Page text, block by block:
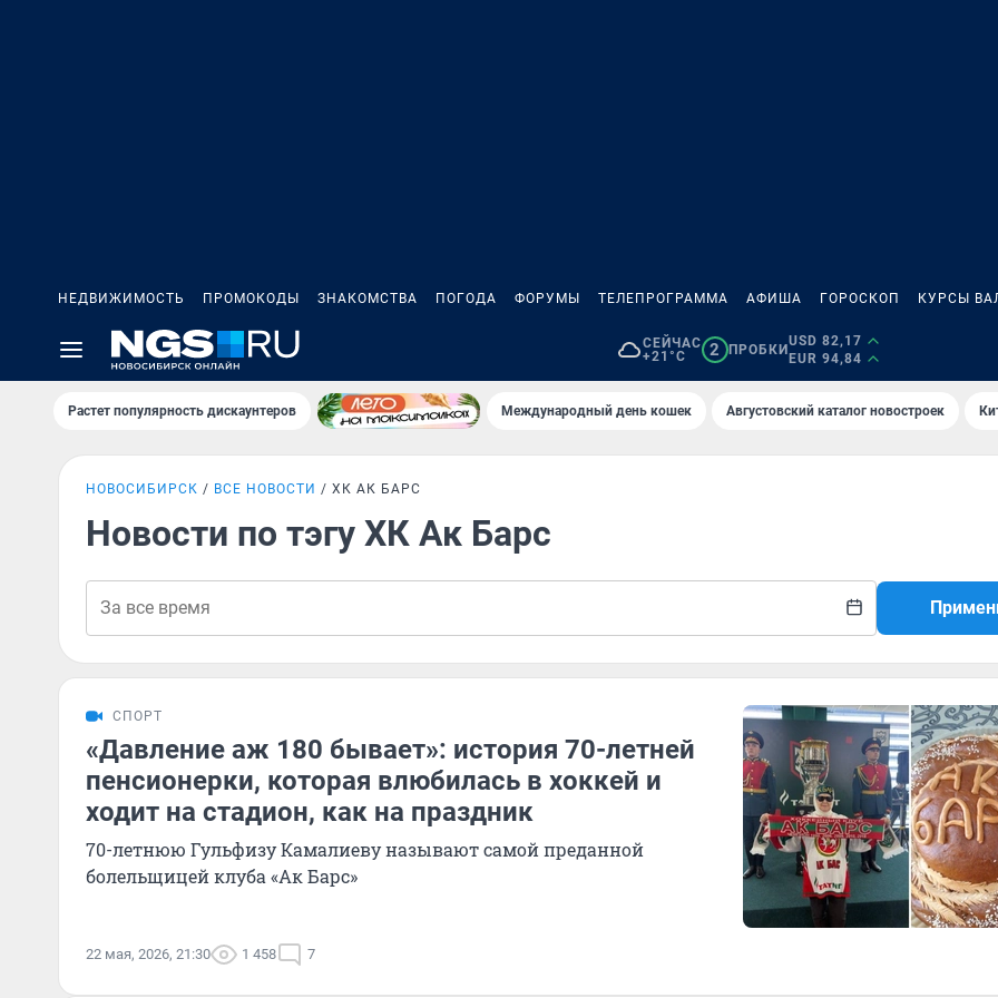
НЕДВИЖИМОСТЬ ПРОМОКОДЫ ЗНАКОМСТВА ПОГОДА ФОРУМЫ ТЕЛЕПРОГРАММА АФИША ГОРОСКОП КУРСЫ
СЕЙЧАС
+21°C
2 ПРОБКИ
USD 82,17
EUR 94,84
Растет популярность дискаунтеров Международный день кошек Августовский каталог новостроек
НОВОСИБИРСК ВСЕ НОВОСТИ ХК АК БАРС
Новости по тэгу ХК Ак Барс
СПОРТ
«Давление аж 180 бывает»: история 70-летней
пенсионерки, которая влюбилась в хоккей и
ходит на стадион, как на праздник
70-летнюю Гульфизу Камалиеву называют самой преданной
болельщицей клуба «Ак Барс»
22 мая, 2026, 21:30 1 458 7